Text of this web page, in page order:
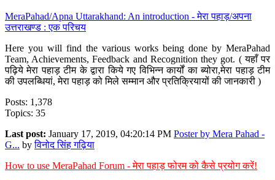
MeraPahad/Apna Uttarakhand: An introduction - मेरा पहाड़/अपना
उत्तराखण्ड : एक परिचय
Here you will find the various works being done by MeraPahad
Team, Achievements, Feedback and Recognition they got. ( यहाँ पर
पढ़िये मेरा पहाड़ टीम के द्वारा किये गए विभिन्न कार्यों का ब्योरा,मेरा पहाड़ टीम
की उपलब्धियां, मेरा पहाड़ को मिले सम्मान और प्रतिक्रियायों की जानकारी )
Posts: 1,378
Topics: 35
Last post: January 17, 2019, 04:20:14 PM Poster by Mera Pahad -
G... byविनोद सिंह गढ़िया
How to use MeraPahad Forum - मेरा पहाड़ फोरम को कैसे प्रयोग करें!